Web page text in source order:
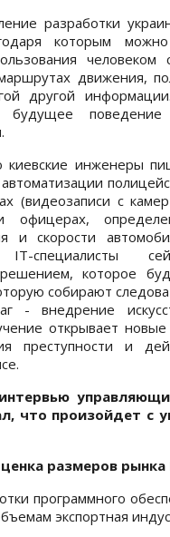
разработки
которым
движения,
другой
будущее
киевские инженеры
(видеозаписи с
офицерах,
и скорости
IT-специалисты
которое
собирают
- внедрение
открывает
преступности и
что произойдет с
размеров рынка
программного
экспортная